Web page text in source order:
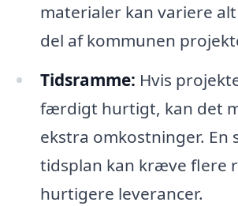
materialer kan variere
del af kommunen
Tidsramme: Hvis
færdigt hurtigt, kan det
ekstra omkostninger. En
tidsplan kan kræve flere
hurtigere leverancer.